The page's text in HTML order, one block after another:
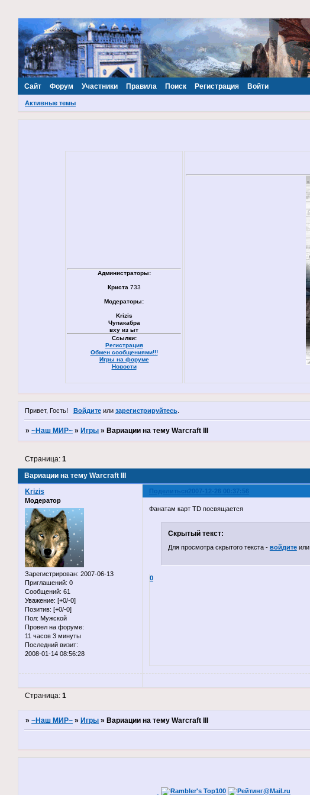
~Наш МИР~
Сайт Форум Участники Правила Поиск Регистрация Войти
Активные темы
Администраторы:
Криста 733
Модераторы:
Krizis
Чупакабра
вху из ыт
Ссылки:
Регистрация
Обмен сообщениями!!!
Игры на форуме
Новости
Привет, Гость! Войдитеили зарегистрируйтесь.
»~Наш МИР~ » Игры » Вариации на тему Warcraft III
Вариации на тему Warcraft III
Страница:1
Поделиться2007-12-26 00:37:56
Krizis
Модератор
Зарегистрирован: 2007-06-13
Приглашений: 0
Сообщений: 61
Уважение: [+0/-0]
Позитив: [+0/-0]
Пол: Мужской
Провел на форуме:
11 часов 3 минуты
Последний визит:
2008-01-14 08:56:28
Фанатам карт TD посвящается
Скрытый текст:
Для просмотра скрытого текста - войдитеили
0
Страница:1
»~Наш МИР~ » Игры » Вариации на тему Warcraft III